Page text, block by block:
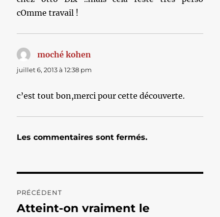
cOmme travail !
moché kohen
juillet 6, 2013 à 12:38 pm
c’est tout bon,merci pour cette découverte.
Les commentaires sont fermés.
de
PRÉCÉDENT
Publication
Atteint-on vraiment le